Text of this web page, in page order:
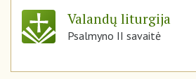
Valandų liturgija
Psalmyno II savaitė